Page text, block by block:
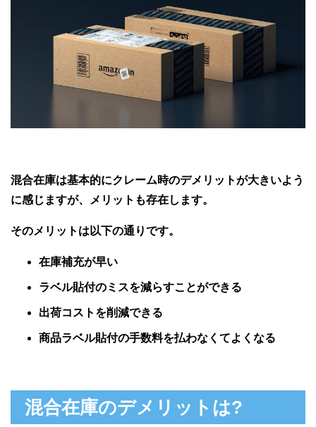
混合在庫は基本的にクレーム時のデメリットが大きいよう
に感じますが、メリットも存在します。
そのメリットは以下の通りです。
在庫補充が早い
ラベル貼付のミスを減らすことができる
出荷コストを削減できる
商品ラベル貼付の手数料を払わなくてよくなる
混合在庫のデメリットは?